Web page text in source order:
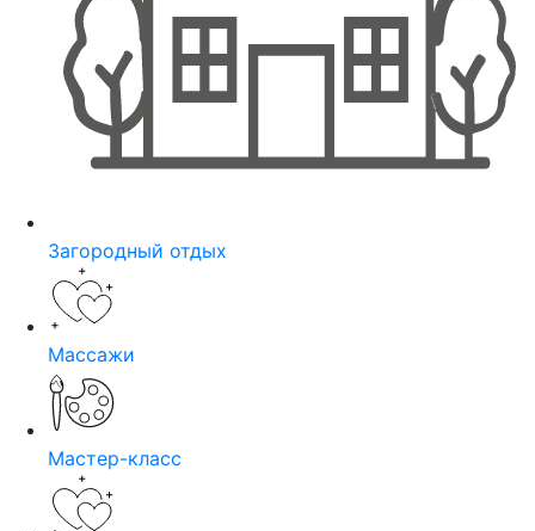
Загородный отдых
Массажи
Мастер-класс